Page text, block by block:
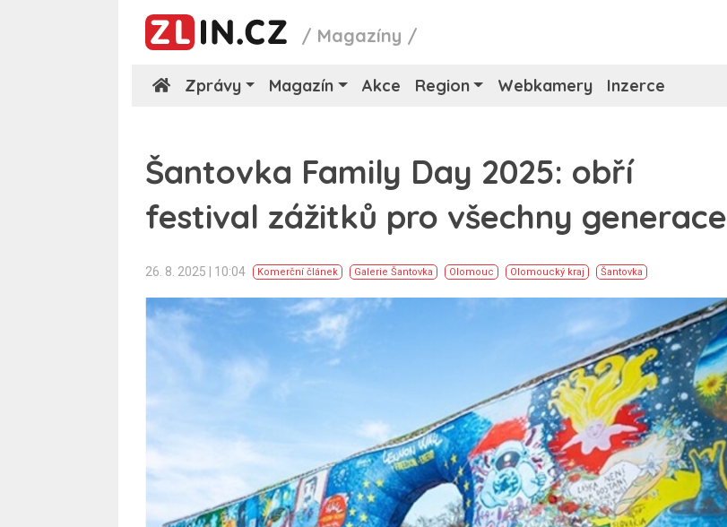
/ Magazíny /
Zprávy Magazín Akce Region Webkamery Inzerce
Šantovka Family Day 2025: obří
festival zážitků pro všechny generace
26. 8. 2025 | 10:04 Komerční článek Galerie Šantovka Olomouc Olomoucký kraj Šantovka